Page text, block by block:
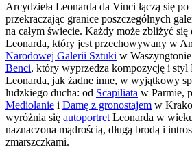
Arcydzieła Leonarda da Vinci łączą się
przekraczając granice poszczególnych
na całym świecie. Każdy może zbliżyć się
Leonarda, który jest przechowywany w
Narodowej Galerii Sztuki w
Benci, który wyprzedza kompozycję i styl
Leonarda, jak żadne inne, w wyjątkowy
ludzkiego ducha: od Scapiliata w Parmie,
Mediolanie i Damę z gronostajem w
wyróżnia się autoportret Leonarda w
naznaczona mądrością, długą brodą i
zmarszczkami.